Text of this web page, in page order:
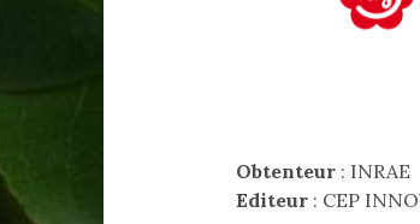
Obtenteur : INRAE
Editeur : CEP